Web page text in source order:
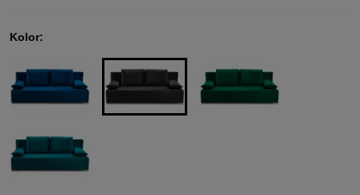
Kolor: